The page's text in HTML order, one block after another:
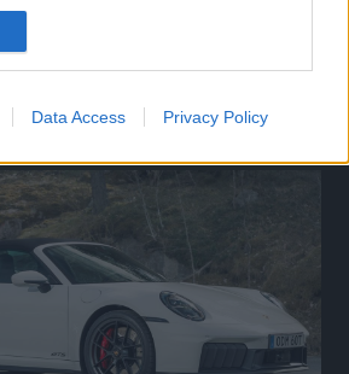
specified purposes in below Google
Data Access Privacy Policy
mot Audi Q3 och Mazda CX-5.